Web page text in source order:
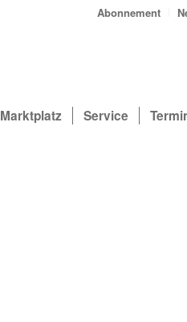
Abonnement
Marktplatz Service